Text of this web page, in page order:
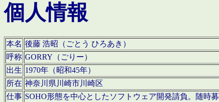
個人情報
本名 後藤 浩昭（ごとう ひろあき）
呼称 GORRY（ごりー）
出生 1970年（昭和45年）
所在 神奈川県川崎市川崎区
仕事 SOHO形態を中心としたソフトウェア開発請負。随時